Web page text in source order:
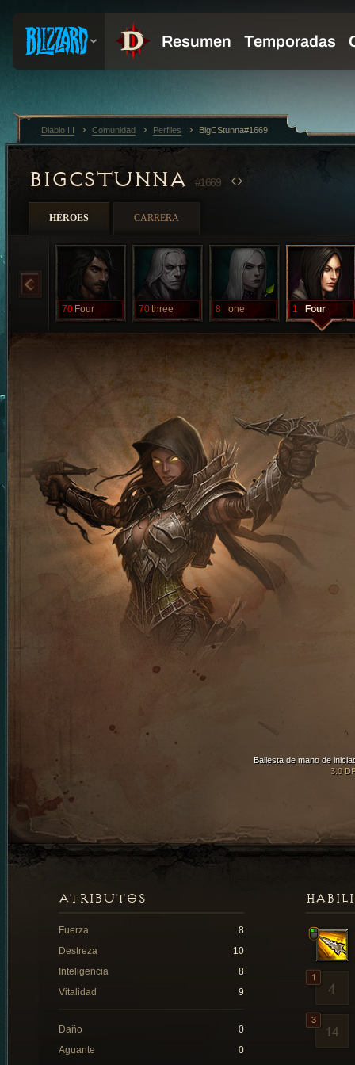
BIGCSTUNNA#1669
HÉROES CARRERA
70 Four 70three 8 one 1 Four
Ballesta de mano de
3.0
ATRIBUTOS
Fuerza
8
Destreza
10
Inteligencia
8
Vitalidad
9
Daño
0
Aguante
0
Diablo III Comunidad Perfiles BigCStunna#1669